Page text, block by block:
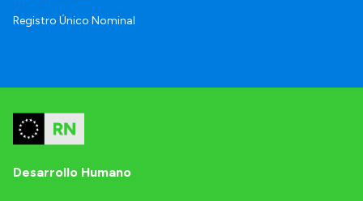
Registro Único Nominal
Desarrollo Humano